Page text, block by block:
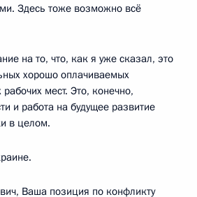
Здесь тоже возможно всё
на то, что, как я уже сказал, это
хорошо оплачиваемых
мест. Это, конечно,
и работа на будущее развитие
в целом.
Ваша позиция по конфликту